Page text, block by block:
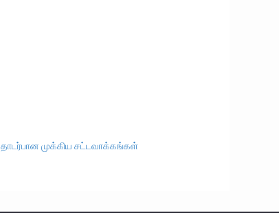
முக்கிய சட்டவாக்கங்கள்